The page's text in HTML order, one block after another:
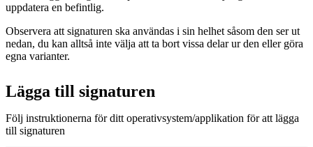
uppdatera en befintlig.
Observera att signaturen ska användas i sin helhet såsom den ser ut
nedan, du kan alltså inte välja att ta bort vissa delar ur den eller göra
egna varianter.
Lägga till signaturen
Följ instruktionerna för ditt operativsystem/applikation för att lägga
till signaturen